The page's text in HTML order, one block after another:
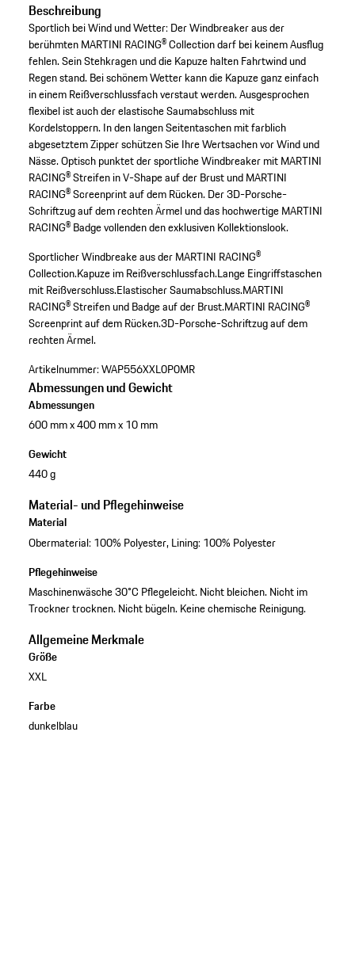
Beschreibung
Sportlich bei Wind und Wetter: Der Windbreaker aus der
berühmten MARTINI RACING® Collection darf bei keinem Ausflug
fehlen. Sein Stehkragen und die Kapuze halten Fahrtwind und
Regen stand. Bei schönem Wetter kann die Kapuze ganz einfach
in einem Reißverschlussfach verstaut werden. Ausgesprochen
flexibel ist auch der elastische Saumabschluss mit
Kordelstoppern. In den langen Seitentaschen mit farblich
abgesetztem Zipper schützen Sie Ihre Wertsachen vor Wind und
Nässe. Optisch punktet der sportliche Windbreaker mit MARTINI
RACING® Streifen in V-Shape auf der Brust und MARTINI
RACING® Screenprint auf dem Rücken. Der 3D-Porsche-
Schriftzug auf dem rechten Ärmel und das hochwertige MARTINI
RACING® Badge vollenden den exklusiven Kollektionslook.
Sportlicher Windbreake aus der MARTINI RACING®
Collection.Kapuze im Reißverschlussfach.Lange Eingriffstaschen
mit Reißverschluss.Elastischer Saumabschluss.MARTINI
RACING® Streifen und Badge auf der Brust.MARTINI RACING®
Screenprint auf dem Rücken.3D-Porsche-Schriftzug auf dem
rechten Ärmel.
Artikelnummer:WAP556XXL0P0MR
Abmessungen und Gewicht
Abmessungen
600 mm x 400 mm x 10 mm
Gewicht
440 g
Material- und Pflegehinweise
Material
Obermaterial: 100% Polyester, Lining: 100% Polyester
Pflegehinweise
Maschinenwäsche 30°C Pflegeleicht. Nicht bleichen. Nicht im
Trockner trocknen. Nicht bügeln. Keine chemische Reinigung.
Allgemeine Merkmale
Größe
XXL
Farbe
dunkelblau